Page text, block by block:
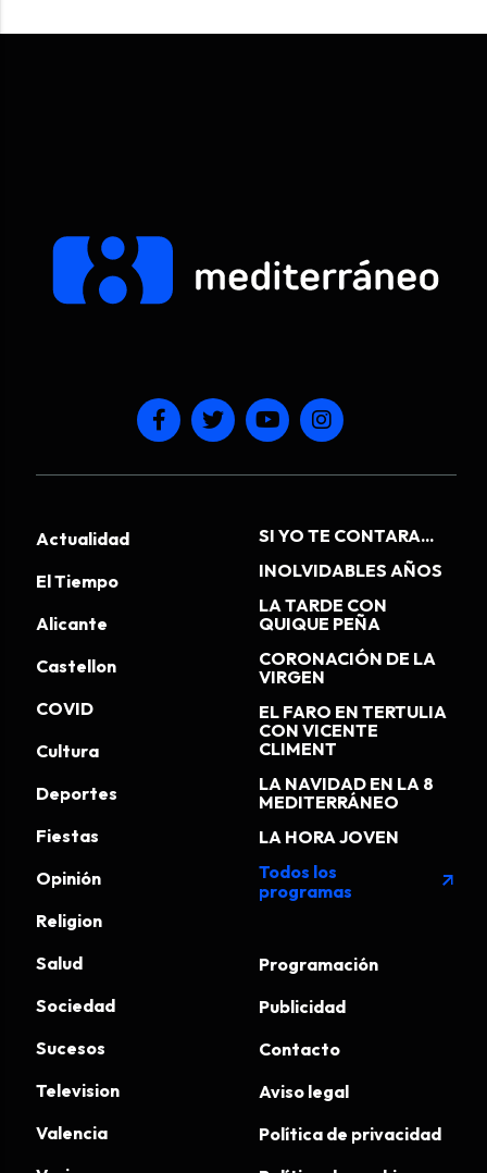
Actualidad
El Tiempo
Alicante
Castellon
COVID
Cultura
Deportes
Fiestas
Opinión
Religion
Salud
Sociedad
Sucesos
Television
Valencia
SI YO TE CONTARA...
INOLVIDABLES AÑOS
LA TARDE CON
QUIQUE PEÑA
CORONACIÓN DE LA
VIRGEN
EL FARO EN TERTULIA
CON VICENTE
CLIMENT
LA NAVIDAD EN LA 8
MEDITERRÁNEO
LA HORA JOVEN
Todos los
programas
arrow_outward
Programación
Publicidad
Contacto
Aviso legal
Política de privacidad